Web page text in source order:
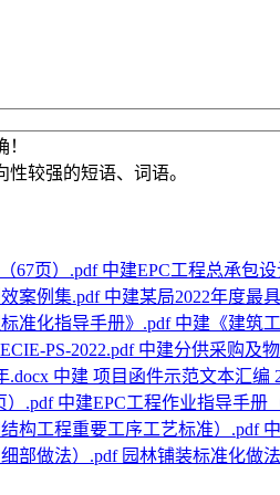
较强的短语、词语。
中建EPC工程总承包
中建某局2022年度最
中建《建筑
中建分供采购及
中建 项目函件示范文本汇编
中建EPC工程作业指导手册
园林铺装标准化做